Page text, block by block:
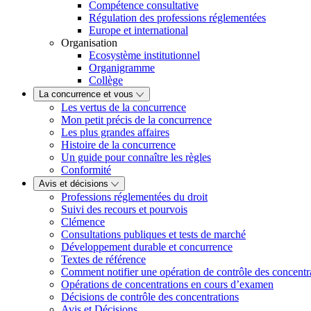
Compétence consultative
Régulation des professions réglementées
Europe et international
Organisation
Ecosystème institutionnel
Organigramme
Collège
La concurrence et vous
Les vertus de la concurrence
Mon petit précis de la concurrence
Les plus grandes affaires
Histoire de la concurrence
Un guide pour connaître les règles
Conformité
Avis et décisions
Professions réglementées du droit
Suivi des recours et pourvois
Clémence
Consultations publiques et tests de marché
Développement durable et concurrence
Textes de référence
Comment notifier une opération de contrôle des
Opérations de concentrations en cours d’examen
Décisions de contrôle des concentrations